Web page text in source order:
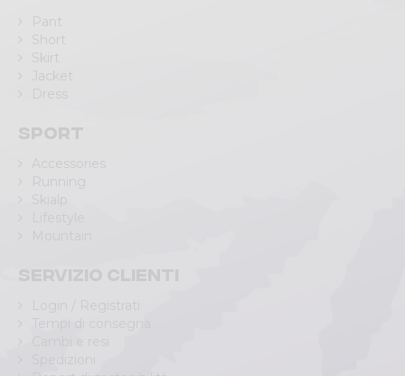
Pant
Short
Skirt
Jacket
Dress
Sport
Accessories
Running
Skialp
Servizio clienti